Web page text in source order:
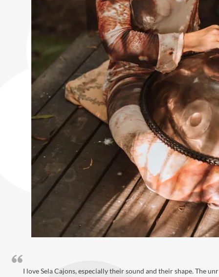
I love Sela Cajons, especially their sound and their shape. The